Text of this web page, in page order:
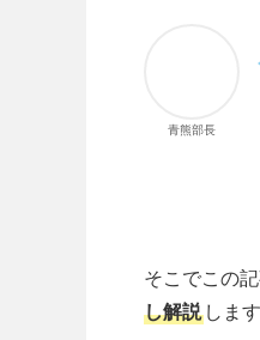
青熊部長
そこでこの記
し解説 します